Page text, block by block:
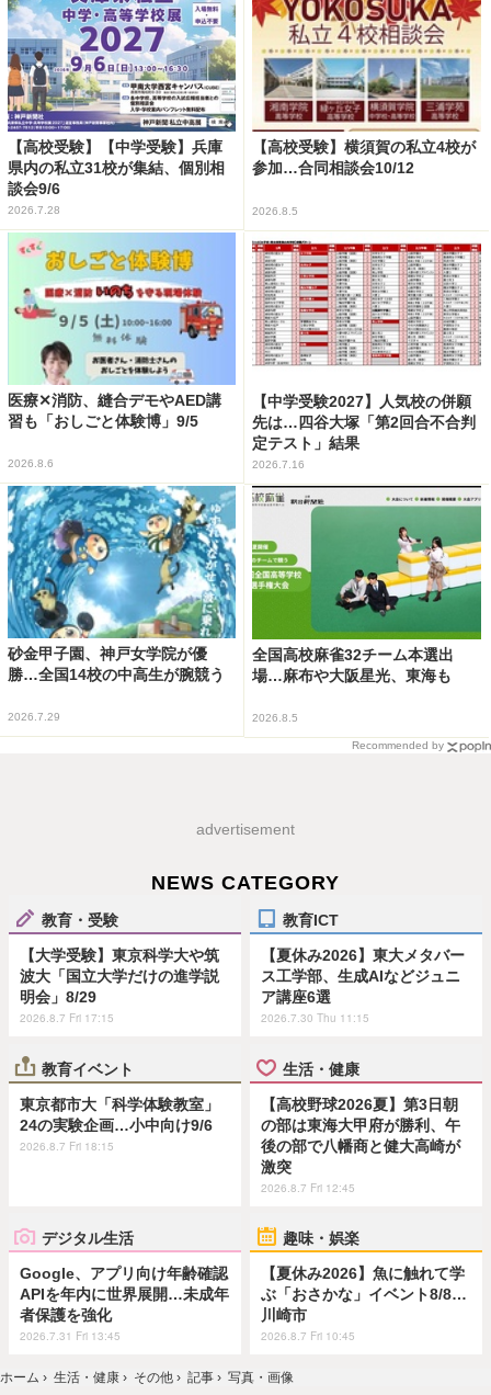
【高校受験】【中学受験】兵庫
県内の私立31校が集結、個別相
談会9/6
2026.7.28
【高校受験】横須賀の私立4校が
参加…合同相談会10/12
2026.8.5
医療✕消防、縫合デモやAED講
習も「おしごと体験博」9/5
2026.8.6
【中学受験2027】人気校の併願
先は…四谷大塚「第2回合不合判
定テスト」結果
2026.7.16
砂金甲子園、神戸女学院が優
勝…全国14校の中高生が腕競う
2026.7.29
全国高校麻雀32チーム本選出
場…麻布や大阪星光、東海も
2026.8.5
Recommended by
advertisement
NEWS CATEGORY
教育・受験
【大学受験】東京科学大や筑
波大「国立大学だけの進学説
明会」8/29
2026.8.7 Fri 17:15
教育ICT
【夏休み2026】東大メタバー
ス工学部、生成AIなどジュニ
ア講座6選
2026.7.30 Thu 11:15
教育イベント
東京都市大「科学体験教室」
24の実験企画…小中向け9/6
2026.8.7 Fri 18:15
生活・健康
【高校野球2026夏】第3日朝
の部は東海大甲府が勝利、午
後の部で八幡商と健大高崎が
激突
2026.8.7 Fri 12:45
デジタル生活
Google、アプリ向け年齢確認
APIを年内に世界展開…未成年
者保護を強化
2026.7.31 Fri 13:45
趣味・娯楽
【夏休み2026】魚に触れて学
ぶ「おさかな」イベント8/8…
川崎市
2026.8.7 Fri 10:45
ホーム › 生活・健康 › その他 › 記事 › 写真・画像